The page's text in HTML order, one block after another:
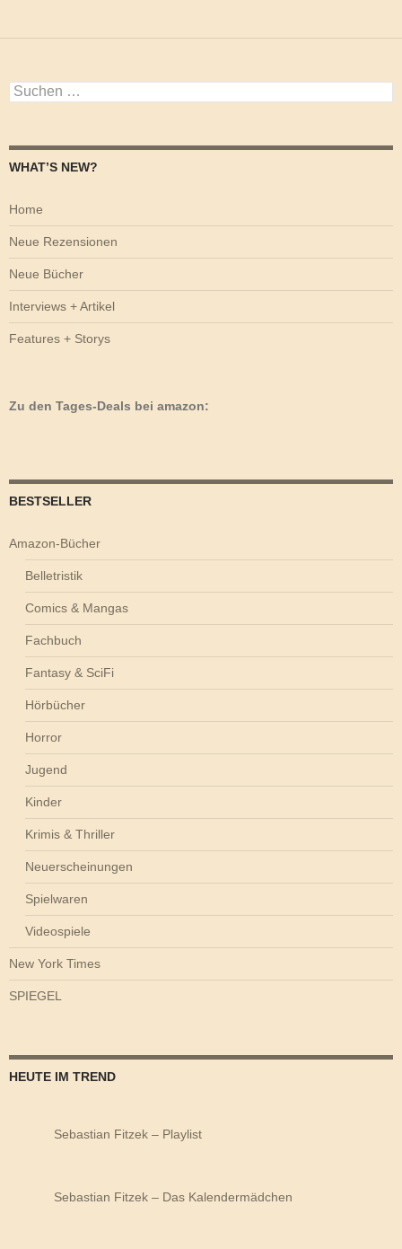
Suchen
nach:
WHAT’S NEW?
Home
Neue Rezensionen
Neue Bücher
Interviews + Artikel
Features + Storys
Zu den Tages-Deals bei amazon:
BESTSELLER
Amazon-Bücher
Belletristik
Comics & Mangas
Fachbuch
Fantasy & SciFi
Hörbücher
Horror
Jugend
Kinder
Krimis & Thriller
Neuerscheinungen
Spielwaren
Videospiele
New York Times
SPIEGEL
HEUTE IM TREND
Sebastian Fitzek – Playlist
Sebastian Fitzek – Das Kalendermädchen